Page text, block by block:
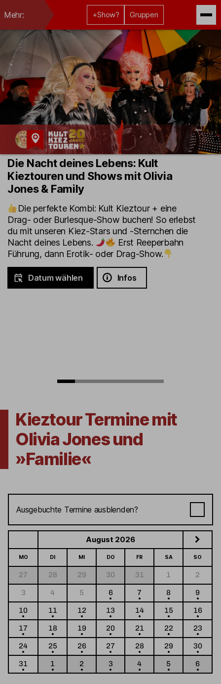
Mehr: +Show? Gruppen
Kult-
Kieztouren
Hamburg
Die Nacht deines Lebens: Kult
Kieztouren und Shows mit Olivia
Jones & Family
Die perfekte Kombi: Kult Kieztour + eine
Drag- oder Burlesque-Show buchen! So erlebst
du mit unseren Kiez-Stars und -Sternchen die
Nacht deines Lebens.
Erst Reeperbahn
Führung, dann Erotik- oder Drag-Show.
Datum wählen Infos
Kieztour Termine mit
Olivia Jones und
»Familie«
August 2026
MO DI MI DO FR SA SO
27 28 29 30 31 1
2
3
4 5 6 7 8
9
10
11 12 13 14 15
16
17
18 19 20 21 22
23
24
25 26 27 28 29
30
31
1 2 3 4 5 6
Ausgebuchte Termine ausblenden?